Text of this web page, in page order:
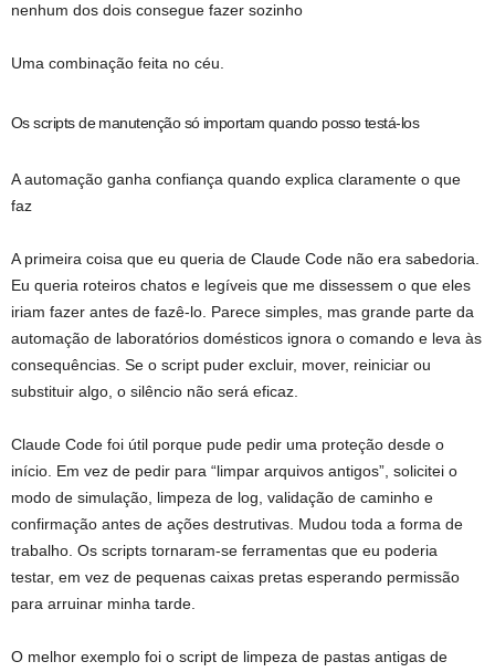
nenhum dos dois consegue fazer sozinho
Uma combinação feita no céu.
Os scripts de manutenção só importam quando posso testá-los
A automação ganha confiança quando explica claramente o que
faz
A primeira coisa que eu queria de Claude Code não era sabedoria.
Eu queria roteiros chatos e legíveis que me dissessem o que eles
iriam fazer antes de fazê-lo. Parece simples, mas grande parte da
automação de laboratórios domésticos ignora o comando e leva às
consequências. Se o script puder excluir, mover, reiniciar ou
substituir algo, o silêncio não será eficaz.
Claude Code foi útil porque pude pedir uma proteção desde o
início. Em vez de pedir para “limpar arquivos antigos”, solicitei o
modo de simulação, limpeza de log, validação de caminho e
confirmação antes de ações destrutivas. Mudou toda a forma de
trabalho. Os scripts tornaram-se ferramentas que eu poderia
testar, em vez de pequenas caixas pretas esperando permissão
para arruinar minha tarde.
O melhor exemplo foi o script de limpeza de pastas antigas de